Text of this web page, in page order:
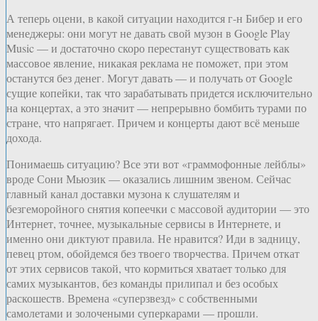
А теперь оцени, в какой ситуации находится г-н Бибер и его
менеджеры: они могут не давать свой музон в Google Play
Music — и достаточно скоро перестанут существовать как
массовое явление, никакая реклама не поможет, при этом
останутся без денег. Могут давать — и получать от Google
сущие копейки, так что зарабатывать придется исключительно
на концертах, а это значит — непрерывно бомбить турами по
стране, что напрягает. Причем и концерты дают всё меньше
дохода.
Понимаешь ситуацию? Все эти вот «граммофонные лейблы»
вроде Сони Мьюзик — оказались лишним звеном. Сейчас
главный канал доставки музона к слушателям и
безгеморойного снятия копеечки с массовой аудитории — это
Интернет, точнее, музыкальные сервисы в Интернете, и
именно они диктуют правила. Не нравится? Иди в задницу,
певец ртом, обойдемся без твоего творчества. Причем откат
от этих сервисов такой, что кормиться хватает только для
самих музыкантов, без команды прилипал и без особых
раскошеств. Времена «суперзвезд» с собственными
самолетами и золочеными суперкарами — прошли.